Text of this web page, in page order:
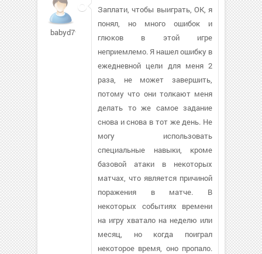
babyd79413
Заплати, чтобы выиграть, ОК, я
понял, но много ошибок и
глюков в этой игре
неприемлемо. Я нашел ошибку в
ежедневной цели для меня 2
раза, не может завершить,
потому что они толкают меня
делать то же самое задание
снова и снова в тот же день. Не
могу использовать
специальные навыки, кроме
базовой атаки в некоторых
матчах, что является причиной
поражения в матче. В
некоторых событиях времени
на игру хватало на неделю или
месяц, но когда поиграл
некоторое время, оно пропало.